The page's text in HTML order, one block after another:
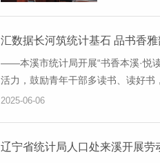
汇数据长河筑统计基石 品书香
——本溪市统计局开展“书香本溪·悦
活力，鼓励青年干部多读书、读好
2025-06-06
辽宁省统计局人口处来溪开展劳